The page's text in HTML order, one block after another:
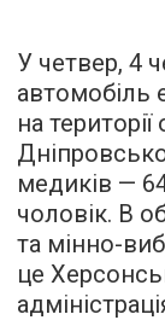
У четвер, 4
автомобіль
на території
медиків —
чоловік. В
та мінно-
це